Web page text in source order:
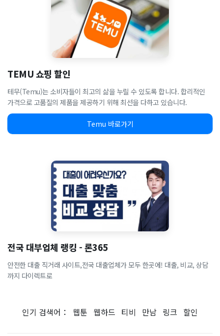
TEMU 쇼핑 할인
테무(Temu)는 소비자들이 최고의 삶을 누릴 수 있도록 합니다. 합리적인
가격으로 고품질의 제품을 제공하기 위해 최선을 다하고 있습니다.
Temu 바로가기
전국 대부업체 랭킹 - 론365
안전한 대출 직거래 사이트,전국 대출업체가 모두 한곳에! 대출, 비교, 상담
까지 다이렉트로
인기 검색어： 웹툰 웹하드 티비 만남 링크 할인